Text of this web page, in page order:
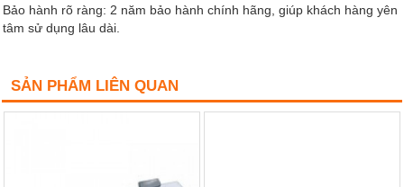
Bảo hành rõ ràng: 2 năm bảo hành chính hãng, giúp khách hàng yên
tâm sử dụng lâu dài.
SẢN PHẨM LIÊN QUAN